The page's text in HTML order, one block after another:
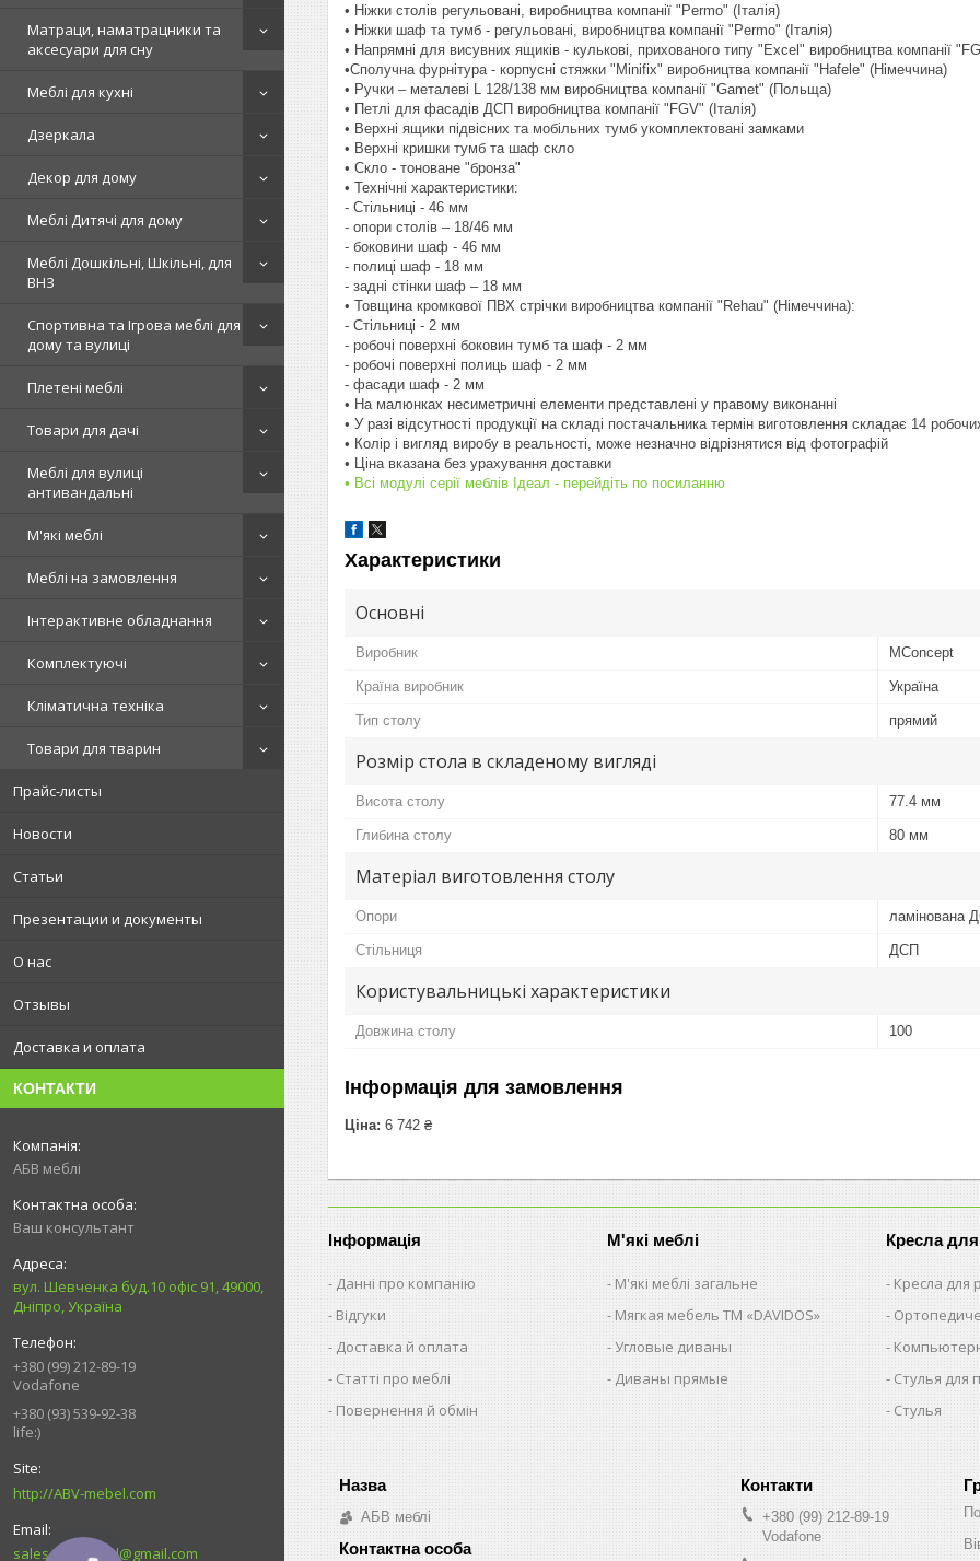
Матраци, наматрацники та
аксесуари для сну
Меблі для кухні
Дзеркала
Декор для дому
Меблі Дитячі для дому
Меблі Дошкільні, Шкільні, для
ВНЗ
Спортивна та Ігрова меблі для
дому та вулиці
Плетені меблі
Товари для дачі
Меблі для вулиці
антивандальні
М'які меблі
Меблі на замовлення
Інтерактивне обладнання
Комплектуючі
Кліматична техніка
Товари для тварин
Прайс-листы
Новости
Статьи
Презентации и документы
О нас
Отзывы
Доставка и оплата
КОНТАКТИ
АБВ меблі
Ваш консультант
вул. Шевченка буд.10 офіс 91, 49000,
Дніпро, Україна
+380 (99) 212-89-19
Vodafone
+380 (93) 539-92-38
life:)
http://ABV-mebel.com
sales.abvmebel@gmail.com
• Ніжки столів регульовані, виробництва компанії "Permo" (Італія)
• Ніжки шаф та тумб - регульовані, виробництва компанії "Permo" (Італія)
• Напрямні для висувних ящиків - кулькові, прихованого типу "Excel" виробництва компанії
•Сполучна фурнітура - корпусні стяжки "Minifix" виробництва компанії "Hafele" (Німеччина)
• Ручки – металеві L 128/138 мм виробництва компанії "Gamet" (Польща)
• Петлі для фасадів ДСП виробництва компанії "FGV" (Італія)
• Верхні ящики підвісних та мобільних тумб укомплектовані замками
• Верхні кришки тумб та шаф скло
• Скло - тоноване "бронза"
• Технічні характеристики:
- Стільниці - 46 мм
- опори столів – 18/46 мм
- боковини шаф - 46 мм
- полиці шаф - 18 мм
- задні стінки шаф – 18 мм
• Товщина кромкової ПВХ стрічки виробництва компанії "Rehau" (Німеччина):
- Стільниці - 2 мм
- робочі поверхні боковин тумб та шаф - 2 мм
- робочі поверхні полиць шаф - 2 мм
- фасади шаф - 2 мм
• На малюнках несиметричні елементи представлені у правому виконанні
• У разі відсутності продукції на складі постачальника термін виготовлення складає 14
• Колір і вигляд виробу в реальності, може незначно відрізнятися від фотографій
• Ціна вказана без урахування доставки
• Всі модулі серії меблів Ідеал - перейдіть по посиланню
Характеристики
Основні
Виробник MConcept
Країна виробник Україна
Тип столу прямий
Розмір стола в складеному вигляді
Висота столу 77.4 мм
Глибина столу 80 мм
Матеріал виготовлення столу
Опори ламінована
Стільниця ДСП
Користувальницькі характеристики
Довжина столу 100
Інформація для замовлення
Ціна: 6 742 ₴
Інформація
Данні про компанію
Відгуки
Доставка й оплата
Статті про меблі
Повернення й обмін
М'які меблі
М'які меблі загальне
Мягкая мебель ТМ «DAVIDOS»
Угловые диваны
Диваны прямые
Кресла
Кресла для
Стулья для
Стулья
АБВ меблі
+380 (99) 212-89-19
Vodafone